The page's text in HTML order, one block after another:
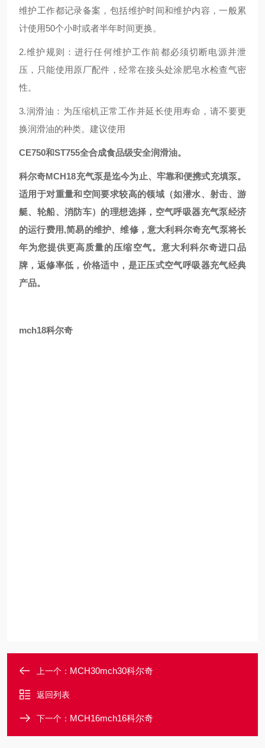
维护工作都记录备案，包括维护时间和维护内容，一般累
计使用50个小时或者半年时间更换。
2.维护规则：进行任何维护工作前都必须切断电源并泄
压，只能使用原厂配件，经常在接头处涂肥皂水检查气密
性。
3.润滑油：为压缩机正常工作并延长使用寿命，请不要更
换润滑油的种类。建议使用
CE750和ST755全合成食品级安全润滑油。
科尔奇MCH18充气泵是迄今为止、牢靠和便携式充填泵。
适用于对重量和空间要求较高的领域（如潜水、射击、游
艇、轮船、消防车）的理想选择，空气呼吸器充气泵经济
的运行费用,简易的维护、维修，意大利科尔奇充气泵将长
年为您提供更高质量的压缩空气。意大利科尔奇进口品
牌，返修率低，价格适中，是正压式空气呼吸器充气经典
产品。
mch18科尔奇
上一个： MCH30mch30科尔奇
返回列表
下一个： MCH16mch16科尔奇